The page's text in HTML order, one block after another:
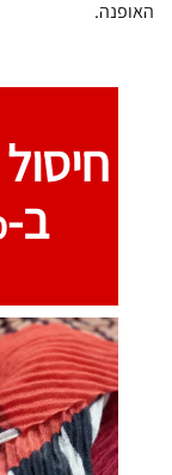
האופנה.
ב-60% הנחה!!!